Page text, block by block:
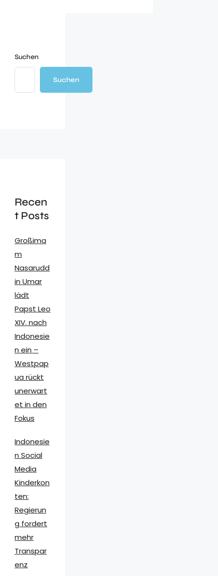
Suchen
Suchen
Recen
t Posts
Großima
m
Nasarudd
in Umar
lädt
Papst Leo
XIV. nach
Indonesie
n ein –
Westpap
ua rückt
unerwart
et in den
Fokus
Indonesie
n Social
Media
Kinderkon
ten:
Regierun
g fordert
mehr
Transpar
enz